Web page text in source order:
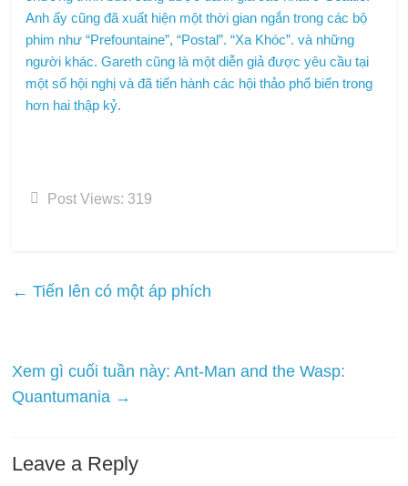
Anh ấy cũng đã xuất hiện một thời gian ngắn trong các bộ
phim như “Prefountaine”, “Postal”. “Xa Khóc”. và những
người khác. Gareth cũng là một diễn giả được yêu cầu tại
một số hội nghị và đã tiến hành các hội thảo phổ biến trong
hơn hai thập kỷ.
Post Views: 319
← Tiến lên có một áp phích
Xem gì cuối tuần này: Ant-Man and the Wasp:
Quantumania →
Leave a Reply